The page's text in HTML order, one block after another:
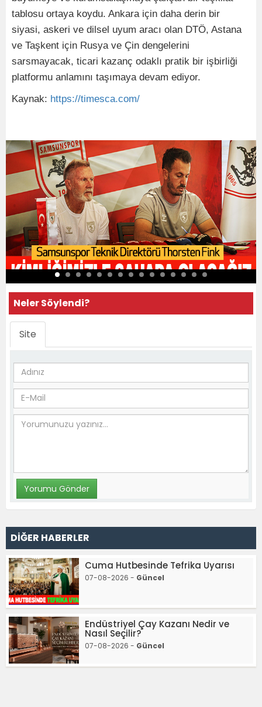
tablosu ortaya koydu. Ankara için daha derin bir
siyasi, askeri ve dilsel uyum aracı olan DTÖ, Astana
ve Taşkent için Rusya ve Çin dengelerini
sarsmayacak, ticari kazanç odaklı pratik bir işbirliği
platformu anlamını taşımaya devam ediyor.
Kaynak: https://timesca.com/
Neler Söylendi?
Site
DİĞER HABERLER
Cuma Hutbesinde Tefrika Uyarısı
07-08-2026 - Güncel
Endüstriyel Çay Kazanı Nedir ve
Nasıl Seçilir?
07-08-2026 - Güncel